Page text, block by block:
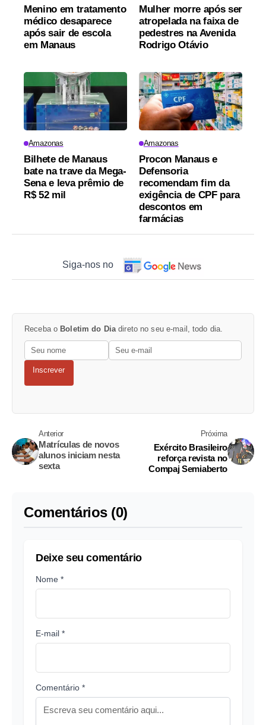
Menino em tratamento
médico desaparece
após sair de escola
em Manaus
Mulher morre após ser
atropelada na faixa de
pedestres na Avenida
Rodrigo Otávio
Amazonas
Bilhete de Manaus
bate na trave da Mega-
Sena e leva prêmio de
R$ 52 mil
Amazonas
Procon Manaus e
Defensoria
recomendam fim da
exigência de CPF para
descontos em
farmácias
Siga-nos no
Receba o Boletim do Dia direto no seu e-mail, todo dia.
Inscrever
Anterior
Matrículas de novos
alunos iniciam nesta
sexta
Próxima
Exército Brasileiro
reforça revista no
Compaj Semiaberto
Comentários (0)
Deixe seu comentário
Nome *
E-mail *
Comentário *